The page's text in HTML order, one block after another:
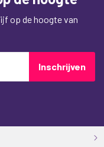
op de hoogte van
Inschrijven